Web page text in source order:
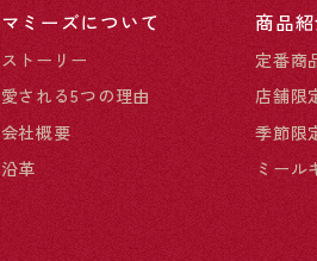
マミーズについて
ストーリー
愛される5つの理由
会社概要
沿革
商品
定番商
店舗限
季節限
ミール